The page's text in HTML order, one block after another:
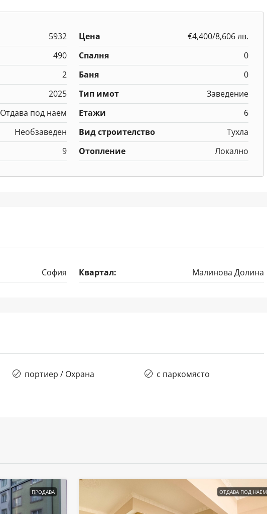
5932 Цена
€4,400/8,606 лв.
490 Спалня
0
2 Баня
0
2025 Тип имот
Заведение
Отдава под наем Етажи
6
Необзаведен Вид строителство
Тухла
9 Отопление Локално
София Квартал: Малинова Долина
портиер / Охрана с паркомясто
ПРОДАВА ОТДАВА ПОД НАЕМ